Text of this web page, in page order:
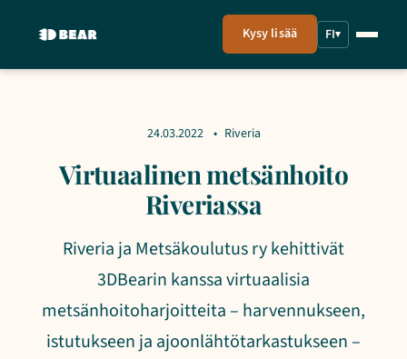
Kysy lisää FI▾
24.03.2022 Riveria
Virtuaalinen metsänhoito
Riveriassa
Riveria ja Metsäkoulutus ry kehittivät
3DBearin kanssa virtuaalisia
metsänhoitoharjoitteita – harvennukseen,
istutukseen ja ajoonlähtötarkastukseen –